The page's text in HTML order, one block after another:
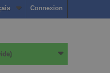
Connexion